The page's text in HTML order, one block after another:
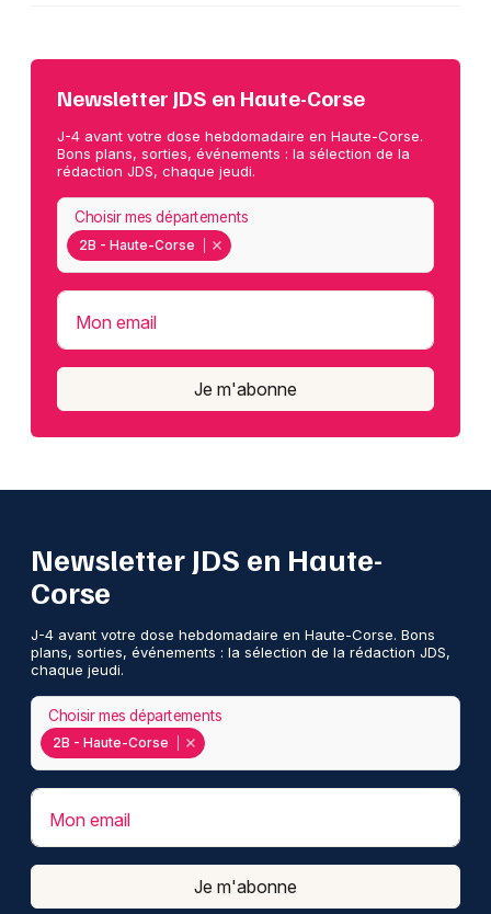
Newsletter JDS en Haute-Corse
J-4 avant votre dose hebdomadaire en Haute-Corse.
Bons plans, sorties, événements : la sélection de la
rédaction JDS, chaque jeudi.
2B - Haute-Corse
Choisir mes départements
Mon email
Je m'abonne
Newsletter JDS en Haute-
Corse
J-4 avant votre dose hebdomadaire en Haute-Corse. Bons
plans, sorties, événements : la sélection de la rédaction JDS,
chaque jeudi.
2B - Haute-Corse
Choisir mes départements
Mon email
Je m'abonne